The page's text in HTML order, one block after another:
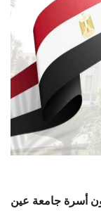
أسرة جامعة عين